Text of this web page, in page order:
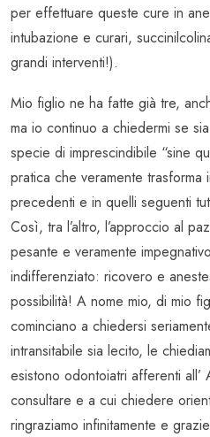
per effettuare queste cure in
intubazione e curari,
grandi interventi!).
Mio figlio ne ha fatte già tre,
ma io continuo a chiedermi se
specie di imprescindibile “sine
pratica che veramente
precedenti e in quelli seguenti
Così, tra l’altro, l’approccio al
pesante e veramente
indifferenziato: ricovero e
possibilità! A nome mio, di mio
cominciano a chiedersi
intransitabile sia lecito, le
esistono odontoiatri afferenti
consultare e a cui chiedere
ringraziamo infinitamente e